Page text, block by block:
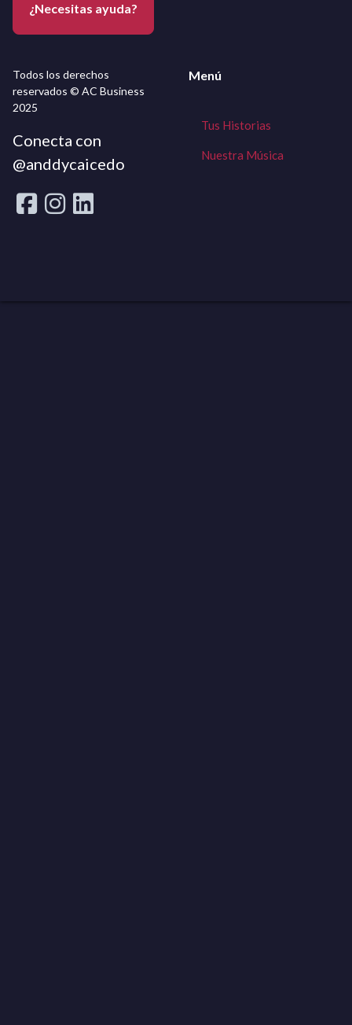
¿Necesitas ayuda?
Todos los derechos
reservados © AC Business
2025
Conecta con
@anddycaicedo
Menú
Tus Historias
Nuestra Música